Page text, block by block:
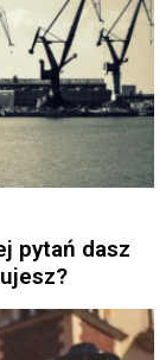
pytań dasz